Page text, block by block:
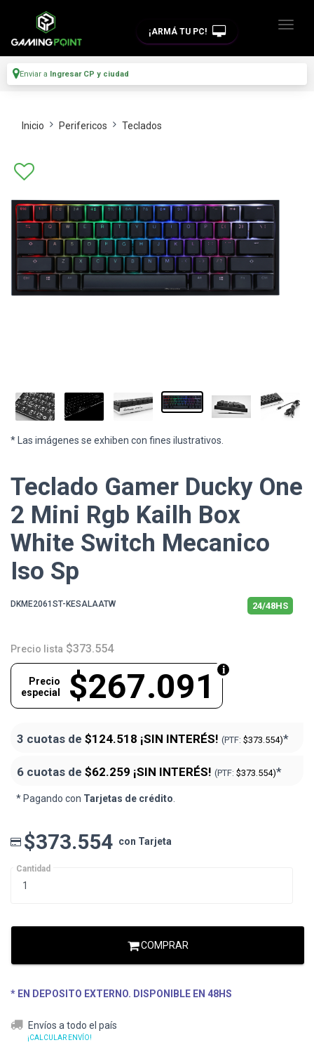
¡ARMÁ TU PC!
Enviar a Ingresar CP y ciudad
Inicio Perifericos Teclados
* Las imágenes se exhiben con fines ilustrativos.
Teclado Gamer Ducky One
2 Mini Rgb Kailh Box
White Switch Mecanico
Iso Sp
DKME2061ST-KESALAATW 24/48HS
Precio lista $373.554
$267.091
Precio
especial
3 cuotas de $124.518 ¡SIN INTERÉS! (PTF: $373.554)*
6 cuotas de $62.259 ¡SIN INTERÉS! (PTF: $373.554)*
* Pagando con Tarjetas de crédito
$373.554 con Tarjeta
Cantidad
COMPRAR
* EN DEPOSITO EXTERNO. DISPONIBLE EN 48HS
Envíos a todo el país
¡CALCULAR ENVÍO!